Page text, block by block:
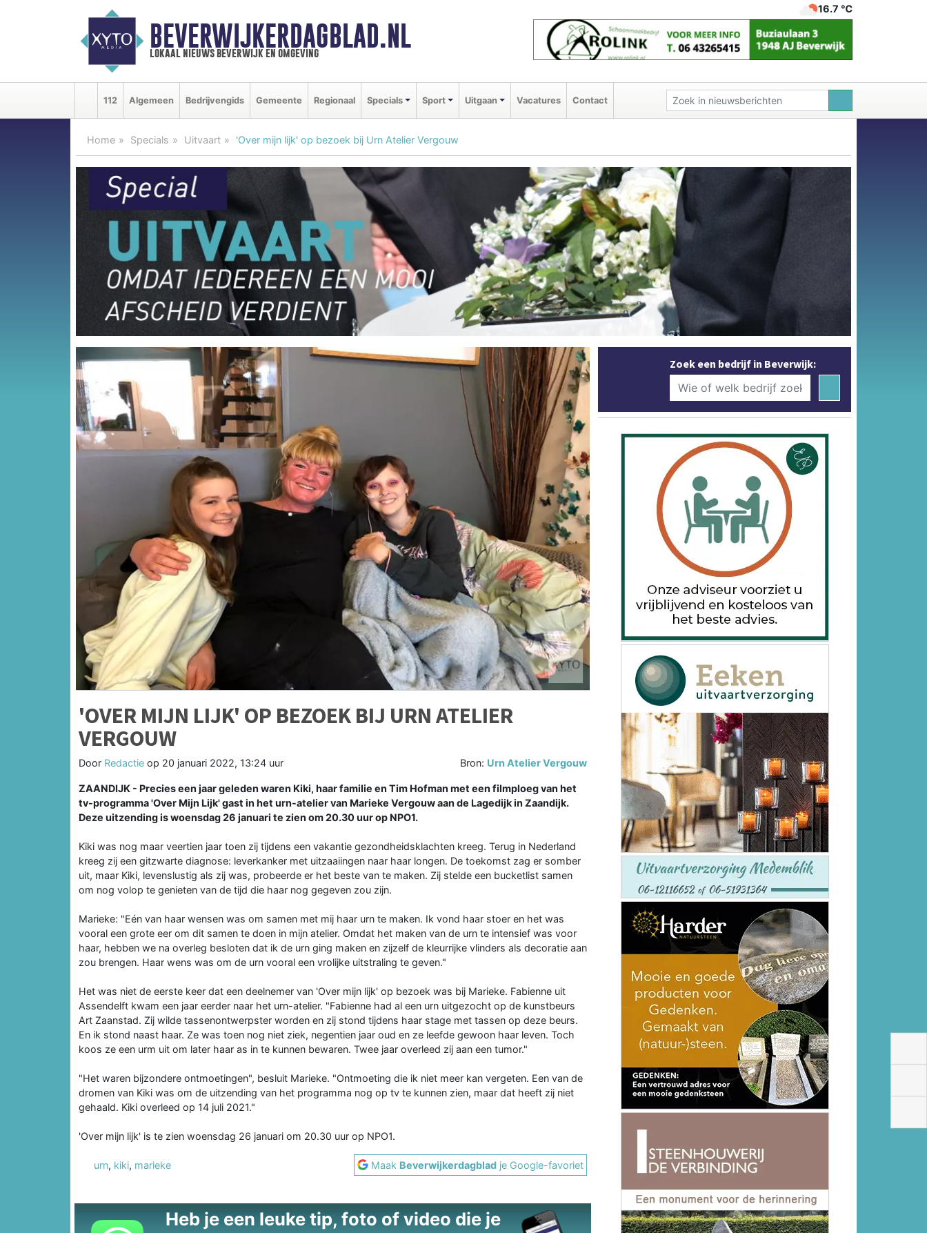
BEVERWIJKERDAGBLAD.NL
lokaal nieuws beverwijk en omgeving
16.7 ℃
112 Algemeen Bedrijvengids Gemeente Regionaal Specials Sport Uitgaan Vacatures Contact
Home Specials Uitvaart 'Over mijn lijk' op bezoek bij Urn Atelier Vergouw
'OVER MIJN LIJK' OP BEZOEK BIJ URN ATELIER
VERGOUW
Door Redactie op 20 januari 2022, 13:24 uur Bron: Urn Atelier Vergouw
ZAANDIJK - Precies een jaar geleden waren Kiki, haar familie en Tim Hofman met een filmploeg van het
tv-programma 'Over Mijn Lijk' gast in het urn-atelier van Marieke Vergouw aan de Lagedijk in Zaandijk.
Deze uitzending is woensdag 26 januari te zien om 20.30 uur op NPO1.
Kiki was nog maar veertien jaar toen zij tijdens een vakantie gezondheidsklachten kreeg. Terug in Nederland
kreeg zij een gitzwarte diagnose: leverkanker met uitzaaiingen naar haar longen. De toekomst zag er somber
uit, maar Kiki, levenslustig als zij was, probeerde er het beste van te maken. Zij stelde een bucketlist samen
om nog volop te genieten van de tijd die haar nog gegeven zou zijn.
Marieke: "Eén van haar wensen was om samen met mij haar urn te maken. Ik vond haar stoer en het was
vooral een grote eer om dit samen te doen in mijn atelier. Omdat het maken van de urn te intensief was voor
haar, hebben we na overleg besloten dat ik de urn ging maken en zijzelf de kleurrijke vlinders als decoratie aan
zou brengen. Haar wens was om de urn vooral een vrolijke uitstraling te geven."
Het was niet de eerste keer dat een deelnemer van 'Over mijn lijk' op bezoek was bij Marieke. Fabienne uit
Assendelft kwam een jaar eerder naar het urn-atelier. "Fabienne had al een urn uitgezocht op de kunstbeurs
Art Zaanstad. Zij wilde tassenontwerpster worden en zij stond tijdens haar stage met tassen op deze beurs.
En ik stond naast haar. Ze was toen nog niet ziek, negentien jaar oud en ze leefde gewoon haar leven. Toch
koos ze een urm uit om later haar as in te kunnen bewaren. Twee jaar overleed zij aan een tumor."
"Het waren bijzondere ontmoetingen", besluit Marieke. "Ontmoeting die ik niet meer kan vergeten. Een van de
dromen van Kiki was om de uitzending van het programma nog op tv te kunnen zien, maar dat heeft zij niet
gehaald. Kiki overleed op 14 juli 2021."
'Over mijn lijk' is te zien woensdag 26 januari om 20.30 uur op NPO1.
urn, kiki, marieke Maak Beverwijkerdagblad je Google-favoriet
Heb je een leuke tip, foto of video die je
Zoek een bedrijf in Beverwijk: